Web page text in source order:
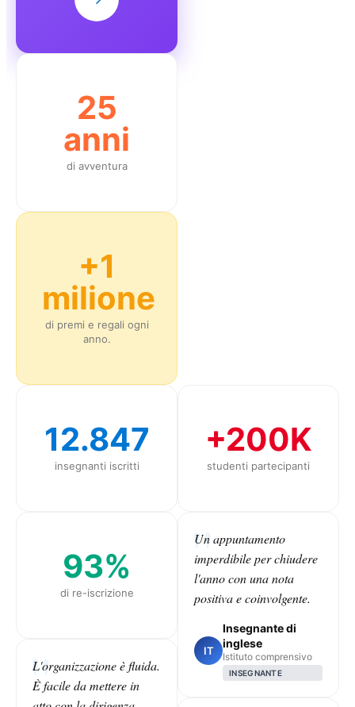
25
anni
di avventura
+1
milione
di premi e regali ogni
anno.
12.847
insegnanti iscritti
93%
di re-iscrizione
L'organizzazione è fluida.
È facile da mettere in
+200K
studenti partecipanti
Un appuntamento
imperdibile per chiudere
l'anno con una nota
positiva e coinvolgente.
IT
Insegnante di
inglese
Istituto comprensivo
INSEGNANTE